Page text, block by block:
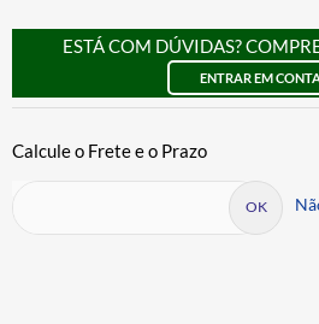
ESTÁ COM DÚVIDAS?
ENTRAR EM